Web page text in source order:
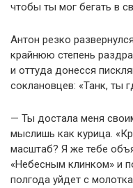
чтобы ты мог бегать в
Антон резко
крайнюю степень
и оттуда донесся
соклановцев: «Танк, ты
— Ты достала меня
мыслишь как курица.
масштаб? Я же тебе
«Небесным клинком» и
полгода уйдет с